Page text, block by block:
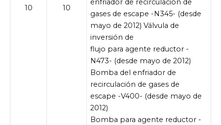
10 10
enfriador de recirculación de
gases de escape -N345- (desde
mayo de 2012) Válvula de
inversión de
flujo para agente reductor -
N473- (desde mayo de 2012)
Bomba del enfriador de
recirculación de gases de
escape -V400- (desde mayo de
2012)
Bomba para agente reductor -